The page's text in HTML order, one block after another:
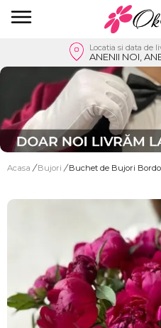
Locatia si data de
ANENII NOI,
Acasa / Bujori / Buchet de Bujori